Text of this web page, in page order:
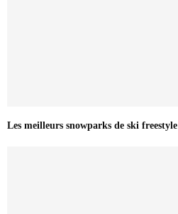
Les meilleurs snowparks de ski freestyle